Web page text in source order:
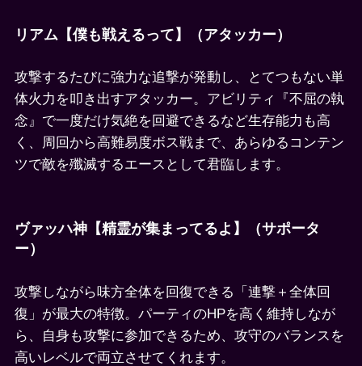
リアム【僕も戦えるって】（アタッカー）
攻撃するたびに強力な追撃が発動し、とてつもない単
体火力を叩き出すアタッカー。アビリティ『不屈の執
念』で一度だけ気絶を回避できるなど生存能力も高
く、周回から高難易度ボス戦まで、あらゆるコンテン
ツで敵を殲滅するエースとして君臨します。
ヴァッハ神【精霊が集まってるよ】（サポータ
ー）
攻撃しながら味方全体を回復できる「連撃＋全体回
復」が最大の特徴。パーティのHPを高く維持しなが
ら、自身も攻撃に参加できるため、攻守のバランスを
高いレベルで両立させてくれます。